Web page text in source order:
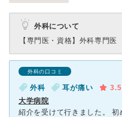
外科について
【専門医・資格】 外科専門医
外科の口コミ
外科 耳が痛い
3.5
大学病院